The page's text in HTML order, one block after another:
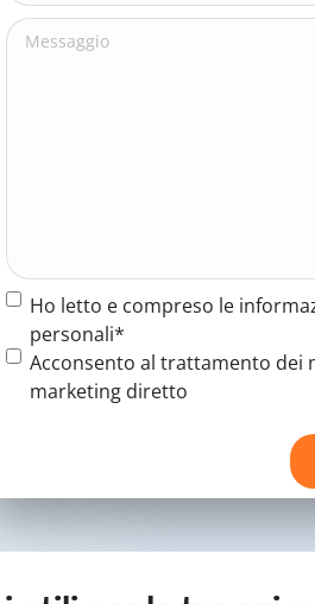
Messaggio
Termine
condizioni
(Obbligatorio)
Ho letto e compreso le
personali*
Termine
Acconsento al trattamento dei
marketing diretto